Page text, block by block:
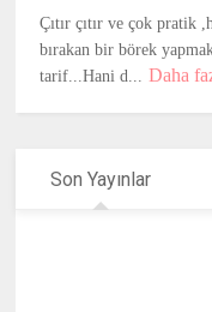
Çıtır çıtır ve çok pratik
bırakan bir börek
tarif...Hani d...
Daha
Son Yayınlar